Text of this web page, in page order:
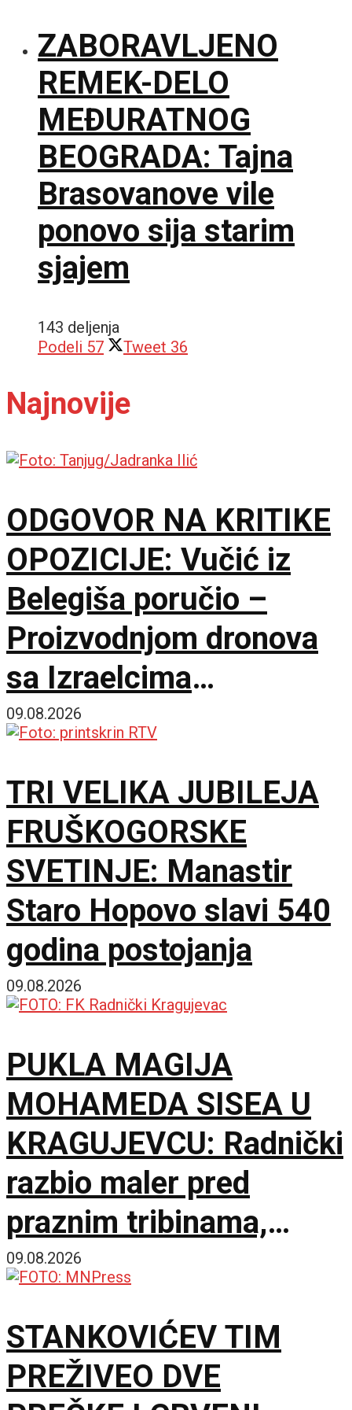
ZABORAVLJENO
REMEK-DELO
MEĐURATNOG
BEOGRADA: Tajna
Brasovanove vile
ponovo sija starim
sjajem
143 deljenja
Podeli 57 Tweet 36
Najnovije
ODGOVOR NA KRITIKE
OPOZICIJE: Vučić iz
Belegiša poručio –
Proizvodnjom dronova
sa Izraelcima
postajemo vojna sila
09.08.2026
TRI VELIKA JUBILEJA
FRUŠKOGORSKE
SVETINJE: Manastir
Staro Hopovo slavi 540
godina postojanja
09.08.2026
PUKLA MAGIJA
MOHAMEDA SISEA U
KRAGUJEVCU: Radnički
razbio maler pred
praznim tribinama,
Zemun pao na sparnom
09.08.2026
STANKOVIĆEV TIM
PREŽIVEO DVE